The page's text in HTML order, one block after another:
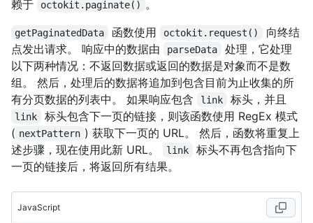
赖于
octokit.paginate() 。
getPaginatedData 函数使用 octokit.request()
向终结
点发出请求。 响应中的数据由
parseData
处理，它处理
以下两种情况：不返回数据或返回的数据是对象而不是数
组。 然后，处理后的数据将追加到包含目前为止收集的所
有分页数据的列表中。 如果响应包含
link 标头，并且
link
标头包含下一页的链接，则该函数使用 RegEx 模式
( nextPattern ) 获取下一页的 URL。 然后，函数将重复上
述步骤，现在使用此新 URL。
link
标头不再包含指向下
一页的链接后，将返回所有结果。
JavaScript